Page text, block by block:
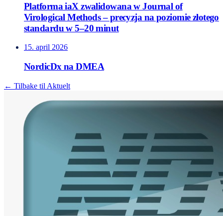
Platforma iaX zwalidowana w Journal of
Virological Methods – precyzja na poziomie złotego
standardu w 5–20 minut
15. april 2026
NordicDx na DMEA
← Tilbake til Aktuelt